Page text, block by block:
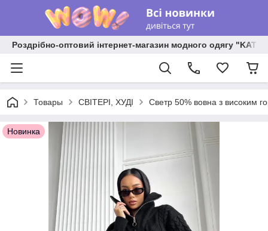
Роздрібно-оптовий інтернет-магазин модного одягу
Товары СВІТЕРІ, ХУДІ Светр 50% вовна з високим
Новинка